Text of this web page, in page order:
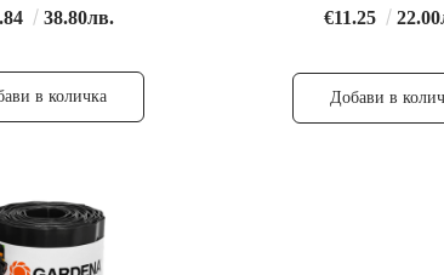
38.80лв. €11.25